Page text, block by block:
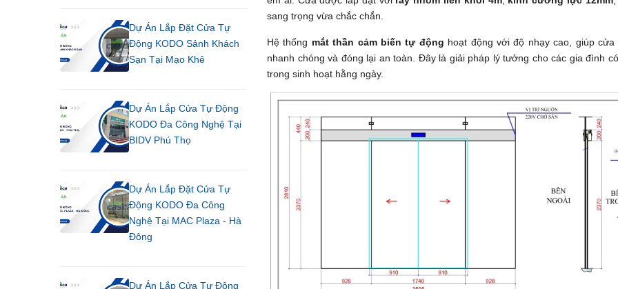
sang trọng vừa chắc chắn.
Hệ thống mắt thần cảm biến tự động hoạt động với độ nhạy cao, giúp
nhanh chóng và đóng lại an toàn. Đây là giải pháp lý tưởng cho các gia đình
trong sinh hoạt hằng ngày.
Dự Án Lắp Đặt Cửa Tự
Động KODO Sảnh Khách
Sạn Tại Mạo Khê
Dự Án Lắp Cửa Tự Động
KODO Đa Công Nghệ Tại
BIDV Phú Thọ
Dự Án Lắp Đặt Cửa Tự
Động KODO Đa Công
Nghệ Tại MAC Plaza - Hà
Đông
Dự Án Lắp Cửa Tự Động